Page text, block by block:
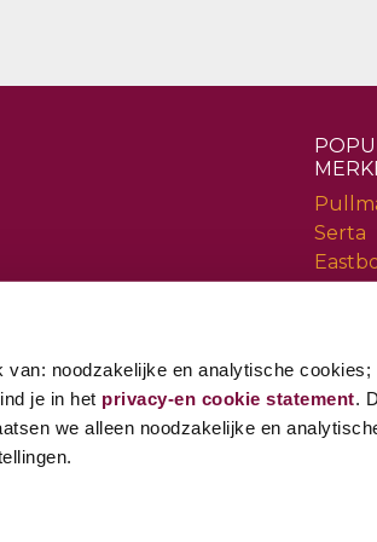
van: noodzakelijke en analytische
je in het privacy-en cookie statement.
we alleen noodzakelijke en
Serta